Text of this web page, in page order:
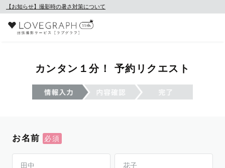
【お知らせ】撮影時の暑さ対策について
カンタン１分！ 予約リクエスト
お名前